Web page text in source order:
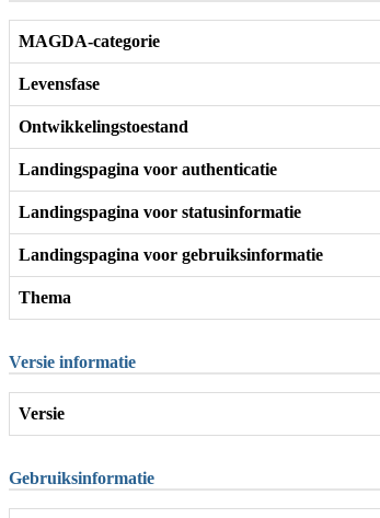
MAGDA-categorie
Levensfase
Ontwikkelingstoestand
Landingspagina voor authenticatie
Landingspagina voor statusinformatie
Landingspagina voor gebruiksinformatie
Thema
Versie informatie
Versie
Gebruiksinformatie